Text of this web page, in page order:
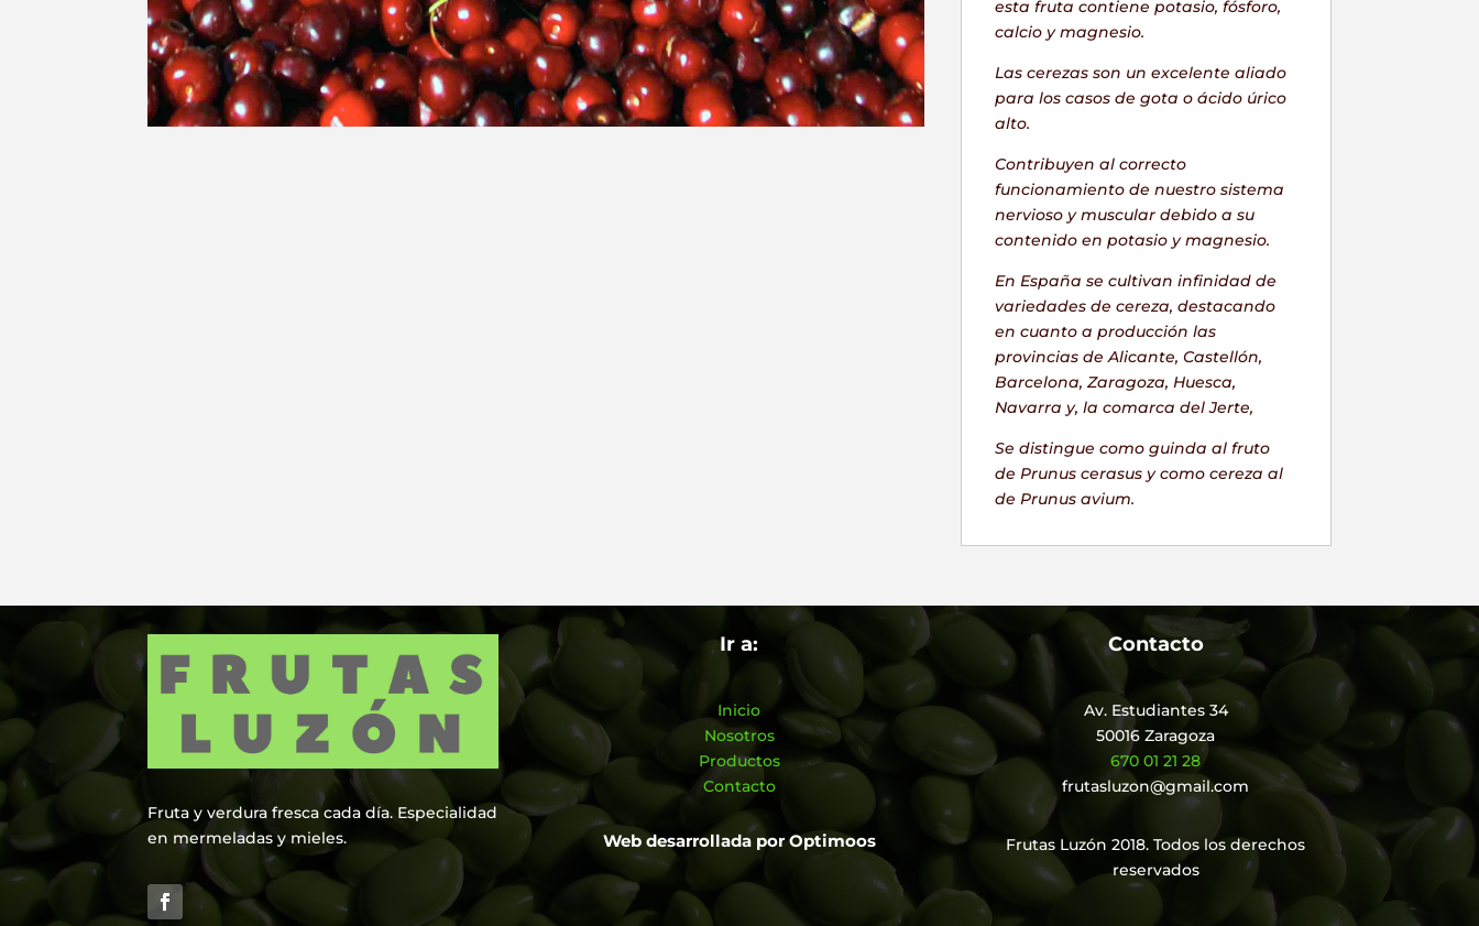
esta fruta contiene potasio, fósforo,
calcio y magnesio.
Las cerezas son un excelente aliado
para los casos de gota o ácido úrico
alto.
Contribuyen al correcto
funcionamiento de nuestro sistema
nervioso y muscular debido a su
contenido en potasio y magnesio.
En España se cultivan infinidad de
variedades de cereza, destacando
en cuanto a producción las
provincias de Alicante, Castellón,
Barcelona, Zaragoza, Huesca,
Navarra y, la comarca del Jerte,
Se distingue como guinda al fruto
de Prunus cerasusy como cereza al
de Prunus avium.
Fruta y verdura fresca cada día. Especialidad
en mermeladas y mieles.
Ir a:
Inicio
Nosotros
Productos
Contacto
Web desarrollada porOptimoos
Contacto
Av. Estudiantes 34
50016 Zaragoza
670 01 21 28
frutasluzon@gmail.com
Frutas Luzón 2018. Todos los derechos
reservados